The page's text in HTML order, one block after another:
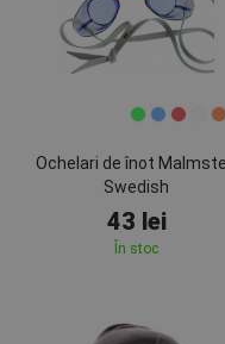
Ochelari de înot
Swedish
43 lei
În stoc